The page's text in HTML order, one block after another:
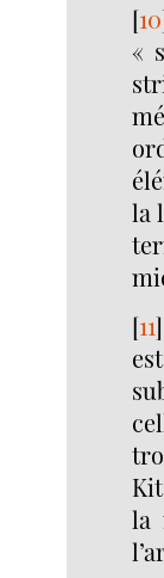
[10
«
la
[11]
la